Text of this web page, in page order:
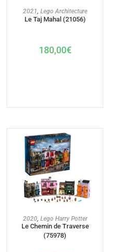
AJOUTER AU PANIER
2021 Lego Architecture
Le Taj Mahal (21056)
180,00€
AJOUTER AU PANIER
2020, Lego Harry Potter
Le Chemin de Traverse
(75978)